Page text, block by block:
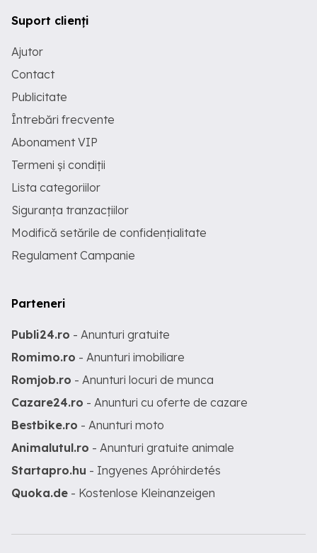
Suport clienți
Ajutor
Contact
Publicitate
Întrebări frecvente
Abonament VIP
Termeni și condiții
Lista categoriilor
Siguranța tranzacțiilor
Modifică setările de confidențialitate
Regulament Campanie
Parteneri
Publi24.ro - Anunturi gratuite
Romimo.ro - Anunturi imobiliare
Romjob.ro - Anunturi locuri de munca
Cazare24.ro - Anunturi cu oferte de cazare
Bestbike.ro - Anunturi moto
Animalutul.ro - Anunturi gratuite animale
Startapro.hu - Ingyenes Apróhirdetés
Quoka.de - Kostenlose Kleinanzeigen